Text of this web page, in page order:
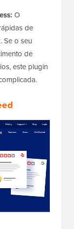
O
de
Se o seu
de
este plugin